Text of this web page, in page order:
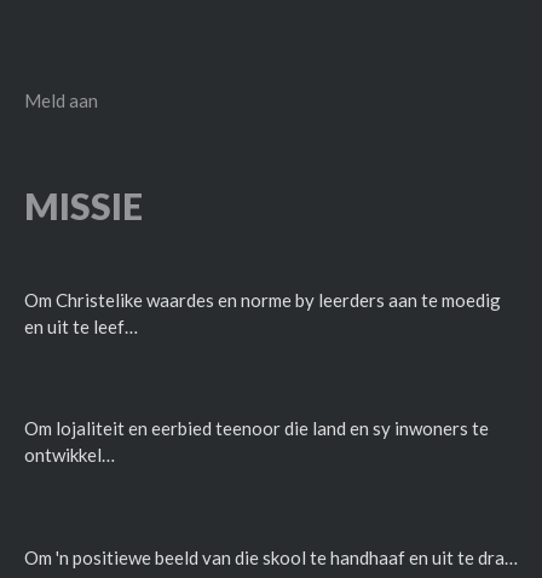
Meld aan
MISSIE
Om Christelike waardes en norme by leerders aan te moedig
en uit te leef…
Om lojaliteit en eerbied teenoor die land en sy inwoners te
ontwikkel…
Om 'n positiewe beeld van die skool te handhaaf en uit te dra…